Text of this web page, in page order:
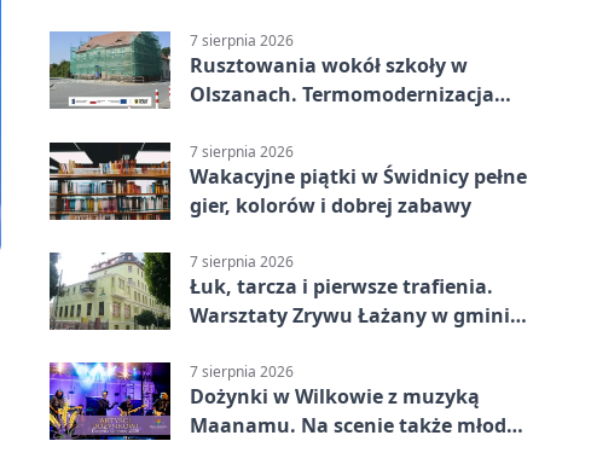
7 sierpnia 2026
Rusztowania wokół szkoły w
Olszanach. Termomodernizacja
7 sierpnia 2026
Wakacyjne piątki w Świdnicy pełne
gier, kolorów i dobrej zabawy
7 sierpnia 2026
Łuk, tarcza i pierwsze trafienia.
Warsztaty Zrywu Łażany w gminie
7 sierpnia 2026
Dożynki w Wilkowie z muzyką
Maanamu. Na scenie także młode